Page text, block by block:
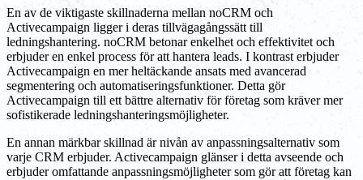
En av de viktigaste skillnaderna mellan noCRM och
Activecampaign ligger i deras tillvägagångssätt till
ledningshantering. noCRM betonar enkelhet och effektivitet och
erbjuder en enkel process för att hantera leads. I kontrast erbjuder
Activecampaign en mer heltäckande ansats med avancerad
segmentering och automatiseringsfunktioner. Detta gör
Activecampaign till ett bättre alternativ för företag som kräver mer
sofistikerade ledningshanteringsmöjligheter.
En annan märkbar skillnad är nivån av anpassningsalternativ som
varje CRM erbjuder. Activecampaign glänser i detta avseende och
erbjuder omfattande anpassningsmöjligheter som gör att företag kan